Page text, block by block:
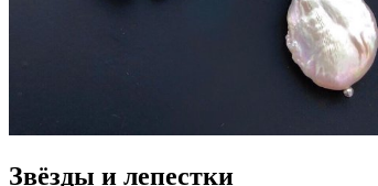
Звёзды и лепестки